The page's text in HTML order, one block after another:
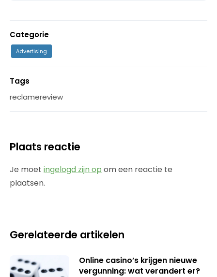
Categorie
Advertising
Tags
reclamereview
Plaats reactie
Je moet ingelogd zijn op om een reactie te
plaatsen.
Gerelateerde artikelen
Online casino’s krijgen nieuwe
vergunning: wat verandert er?